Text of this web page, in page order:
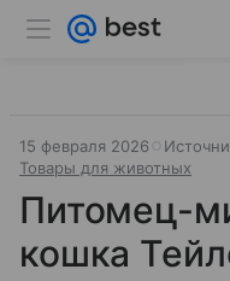
15 февраля 2026
Товары для животных
Питомец-
кошка